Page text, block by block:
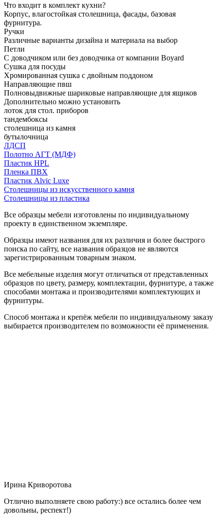
Что входит в комплект кухни?
Корпус, влагостойкая столешница, фасады, базовая
фурнитура.
Ручки
Различные варианты дизайна и материала на выбор
Петли
С доводчиком или без доводчика от компании Boyard
Сушка для посуды
Хромированная сушка с двойным поддоном
Направляющие пвш
Полновыдвижные шариковые направляющие для ящиков
Дополнительно можно установить
лоток для стол. приборов
тандембоксы
столешница из камня
бутылочница
ЛДСП
Полотно АГТ (МДФ)
Пластик HPL
Пленка ПВХ
Пластик Alvic Luxe
Столешницы из искусственного камня
Столешницы из пластика
Все образцы мебели изготовлены по индивидуальному
проекту в единственном экземпляре.
Образцы имеют названия для их различия и более быстрого
поиска по сайту, все названия образцов не являются
зарегистрированным товарным знаком.
Все мебельные изделия могут отличаться от представленных
образцов по цвету, размеру, комплектации, фурнитуре, а также
способами монтажа и производителями комплектующих и
фурнитуры.
Способ монтажа и крепёж мебели по индивидуальному заказу
выбирается производителем по возможности её применения.
Ирина Криворотова
Отлично выполняете свою работу:) все остались более чем
довольны, респект!)